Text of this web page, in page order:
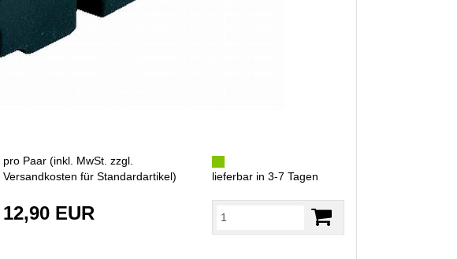
pro Paar (inkl. MwSt. zzgl.
Versandkosten für Standardartikel)
12,90 EUR
lieferbar in 3-7 Tagen